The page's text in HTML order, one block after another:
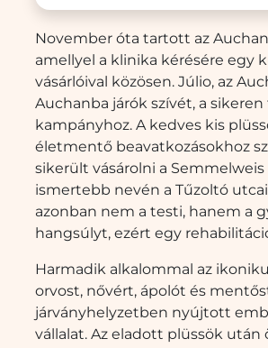
November óta tartott az
amellyel a klinika kérésére egy
vásárlóival közösen. Júlio, az
Auchanba járók szívét, a
kampányhoz. A kedves kis
életmentő beavatkozásokhoz
sikerült vásárolni a
ismertebb nevén a Tűzoltó
azonban nem a testi, hanem a
hangsúlyt, ezért egy
Harmadik alkalommal az
orvost, nővért, ápolót és
járványhelyzetben nyújtott
vállalat. Az eladott plüssök